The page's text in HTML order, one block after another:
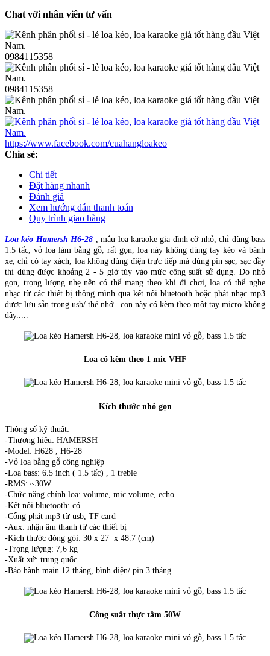
Chat với nhân viên tư vấn
0984115358
0984115358
https://www.facebook.com/cuahangloakeo
Chia sẻ:
Chi tiết
Đặt hàng nhanh
Đánh giá
Xem hướng dẫn thanh toán
Quy trình giao hàng
Loa kéo Hamersh H6-28 , mẫu loa karaoke gia đình cỡ nhỏ, chỉ dùng bass
1.5 tấc, vỏ loa làm bằng gỗ, rất gọn, loa này không dùng tay kéo và bánh
xe, chỉ có tay xách, loa không dùng điện trực tiếp mà dùng pin sạc, sạc đầy
thì dùng được khoảng 2 - 5 giờ tùy vào mức công suất sử dụng. Do nhỏ
gọn, trọng lượng nhẹ nên có thể mang theo khi đi chơi, loa có thể nghe
nhạc từ các thiết bị thông mình qua kết nối bluetooth hoặc phát nhạc mp3
được lưu sẵn trong usb/ thẻ nhớ...con này có kèm theo một tay micro không
dây.....
Loa có kèm theo 1 mic VHF
Kích thước nhỏ gọn
Thông số kỹ thuật:
-Thương hiệu: HAMERSH
-Model: H628 , H6-28
-Vỏ loa bằng gỗ công nghiệp
-Loa bass: 6.5 inch ( 1.5 tấc) , 1 treble
-RMS: ~30W
-Chức năng chỉnh loa: volume, mic volume, echo
-Kết nối bluetooth: có
-Cổng phát mp3 từ usb, TF card
-Aux: nhận âm thanh từ các thiết bị
-Kích thước đóng gói: 30 x 27 x 48.7 (cm)
-Trọng lượng: 7,6 kg
-Xuất xứ: trung quốc
-Bảo hành main 12 tháng, bình điện/ pin 3 tháng.
Công suất thực tầm 50W